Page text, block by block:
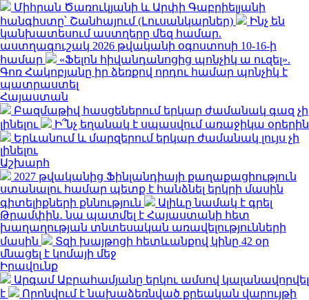
Միհրան Ծառուկյանի և Արփի Գաբրիելյանի
հանգիստը՝ Շանհայում (Լուսանկարներ)
Ինչ են
կանխատեսում աստղերը մեզ համար.
աստղագուշակ 2026 թվականի օգոստոսի 10-16-ի
համար
«Ֆելոն հիվանդանոցից պոնչիկ ա ուզել».
Գոռ Հակոբյանը իր ձեռքով որդու համար պոնչիկ է
պատրաստել
Հայաստան
Բազմաթիվ հասցեներում երկար ժամանակ գազ չի
լինելու
Ի՞նչ եղանակ է սպասվում առաջիկա օրերին
Երևանում և մարզերում երկար ժամանակ լույս չի
լինելու
Աշխարհ
2027 թվականից Ֆինլանդիայի քաղաքացիություն
ստանալու համար պետք է հանձնել երկրի մասին
գիտելիքների քննություն
Ալիևը նամակ է գրել
Թրամփին․ նա պատմել է Հայաստանի հետ
խաղաղության տնտեսական առավելությունների
մասին
Տզի խայթոցի հետևանքով կինը 42 օր
մնացել է կոմայի մեջ
Իրավունք
Արգամ Աբրահամյանը երկու ամսով կալանավորվել
է
Որոնվում է նախաձեռնված քրեական վարույթի